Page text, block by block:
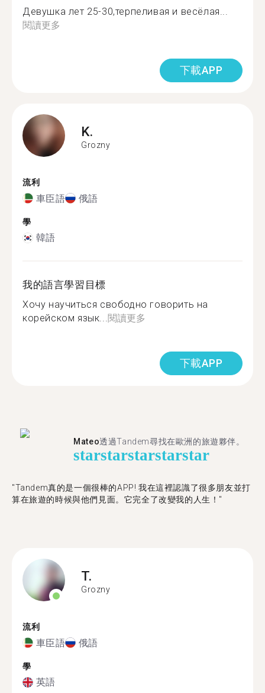
Девушка лет 25-30,терпеливая и весёлая...
閱讀更多
下載APP
K.
Grozny
流利
車臣語 俄語
學
韓語
我的語言學習目標
Хочу научиться свободно говорить на
корейском язык...閱讀更多
下載APP
Mateo透過Tandem尋找在歐洲的旅遊夥伴。
starstarstarstarstar
"Tandem真的是一個很棒的APP! 我在這裡認識了很多朋友並打
算在旅遊的時候與他們見面。它完全了改變我的人生！"
T.
Grozny
流利
車臣語 俄語
學
英語